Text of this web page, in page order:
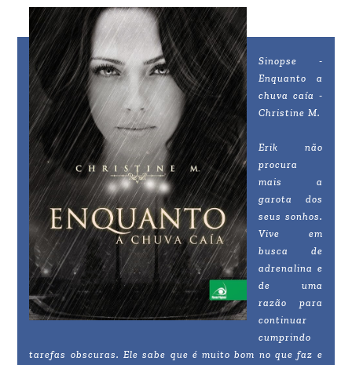
Sinopse -
Enquanto a
chuva caía -
Christine M.
Erik não
procura
mais a
garota dos
seus sonhos.
Vive em
busca de
adrenalina e
de uma
razão para
continuar
cumprindo
tarefas obscuras. Ele sabe que é muito bom no que faz e